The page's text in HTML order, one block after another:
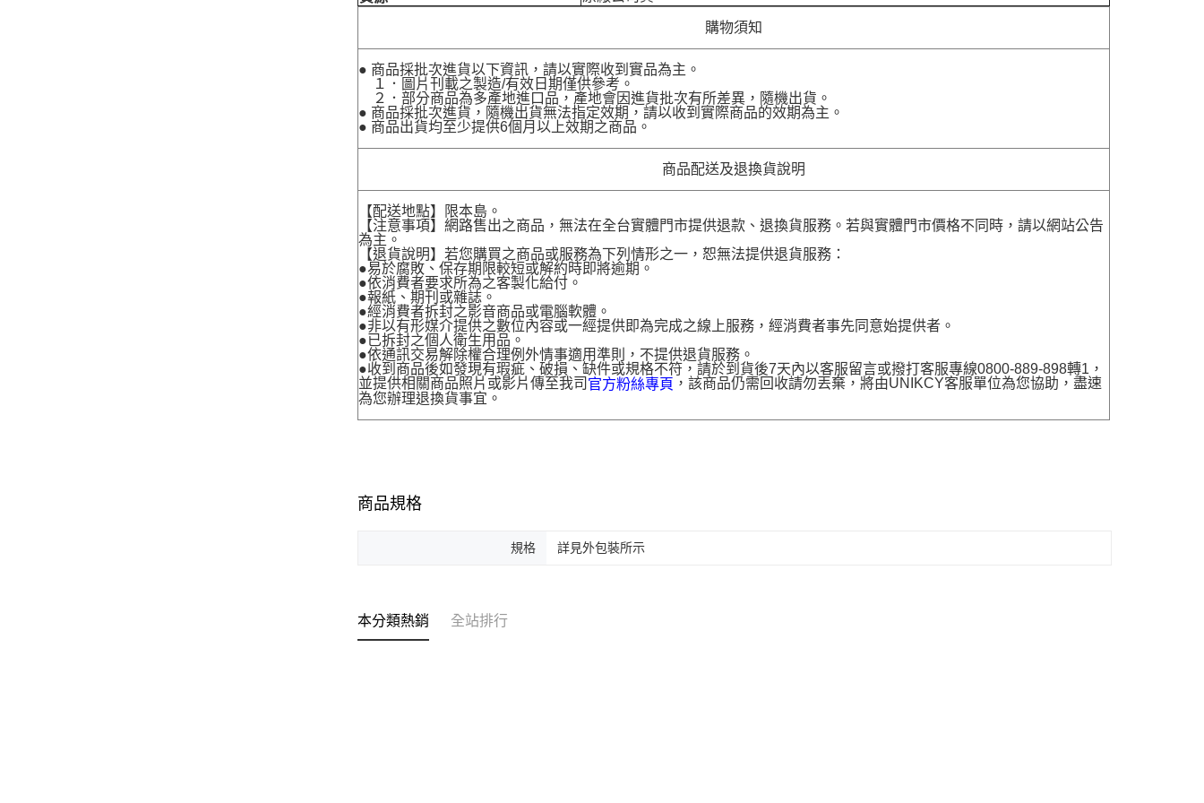
購物須知
● 商品採批次進貨以下資訊，請以實際收到實品為主。
１．圖片刊載之製造/有效日期僅供參考。
２．部分商品為多產地進口品，產地會因進貨批次有所差異，隨機出貨。
● 商品採批次進貨，隨機出貨無法指定效期，請以收到實際商品的效期為主。
● 商品出貨均至少提供6個月以上效期之商品。
商品配送及退換貨說明
【配送地點】限本島。
【注意事項】網路售出之商品，無法在全台實體門市提供退款、退換貨服務。若與實體門市價格不同時，請以網站公告
為主。
【退貨說明】若您購買之商品或服務為下列情形之一，恕無法提供退貨服務：
●易於腐敗、保存期限較短或解約時即將逾期。
●依消費者要求所為之客製化給付。
●報紙、期刊或雜誌。
●經消費者拆封之影音商品或電腦軟體。
●非以有形媒介提供之數位內容或一經提供即為完成之線上服務，經消費者事先同意始提供者。
●已拆封之個人衛生用品。
●依通訊交易解除權合理例外情事適用準則，不提供退貨服務。
●收到商品後如發現有瑕疵、破損、缺件或規格不符，請於到貨後7天內以客服留言或撥打客服專線0800-889-898轉1，
並提供相關商品照片或影片傳至我司 官方粉絲專頁 ，該商品仍需回收請勿丟棄，將由UNIKCY客服單位為您協助，盡速
為您辦理退換貨事宜。
商品規格
規格 詳見外包裝所示
本分類熱銷 全站排行